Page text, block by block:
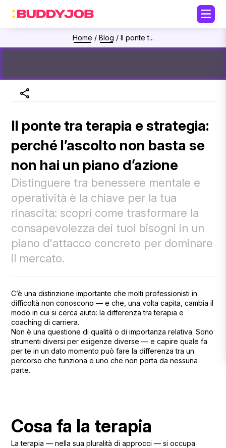
Home / Blog / Il ponte t...
Il ponte tra terapia e strategia:
perché l’ascolto non basta se
non hai un piano d’azione
Distinguere tra benessere mentale e
operatività è la chiave per la tua
rinascita: scopri come trasformare la
consapevolezza dei tuoi bisogni in un
piano d'attacco concreto per dominare
il mercato.
C’è una distinzione importante che molti professionisti in
difficoltà non conoscono — e che, una volta capita, cambia il
modo in cui si cerca aiuto: la differenza tra terapia e
coaching di carriera.
Non è una questione di qualità o di importanza relativa. Sono
strumenti diversi per esigenze diverse — e capire quale fa
per te in un dato momento può fare la differenza tra un
percorso che funziona e uno che non porta da nessuna
parte.
Cosa fa la terapia
La terapia — nella sua pluralità di approcci — si occupa